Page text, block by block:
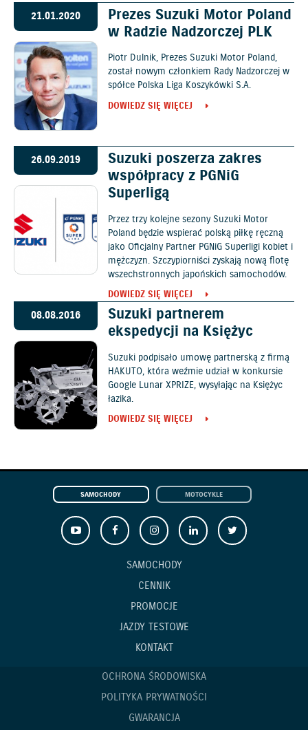
21.01.2020
Prezes Suzuki Motor Poland
w Radzie Nadzorczej PLK
Piotr Dulnik, Prezes Suzuki Motor Poland,
został nowym członkiem Rady Nadzorczej w
spółce Polska Liga Koszykówki S.A.
DOWIEDZ SIĘ WIĘCEJ
26.09.2019
Suzuki poszerza zakres
współpracy z PGNiG
Superligą
Przez trzy kolejne sezony Suzuki Motor
Poland będzie wspierać polską piłkę ręczną
jako Oficjalny Partner PGNiG Superligi kobiet i
mężczyzn. Szczypiorniści zyskają nową flotę
wszechstronnych japońskich samochodów.
DOWIEDZ SIĘ WIĘCEJ
08.08.2016
Suzuki partnerem
ekspedycji na Księżyc
Suzuki podpisało umowę partnerską z firmą
HAKUTO, która weźmie udział w konkursie
Google Lunar XPRIZE, wysyłając na Księżyc
łazika.
DOWIEDZ SIĘ WIĘCEJ
SAMOCHODY MOTOCYKLE
SAMOCHODY
CENNIK
PROMOCJE
JAZDY TESTOWE
KONTAKT
OCHRONA ŚRODOWISKA
POLITYKA PRYWATNOŚCI
GWARANCJA